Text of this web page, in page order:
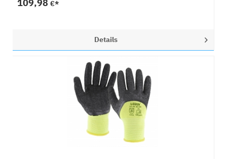
109,98€*
Details